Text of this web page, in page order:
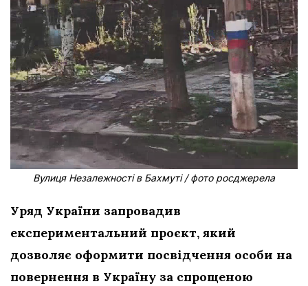
Вулиця Незалежності в Бахмуті / фото росджерела
Уряд України запровадив
експериментальний проєкт, який
дозволяє оформити посвідчення особи на
повернення в Україну за спрощеною